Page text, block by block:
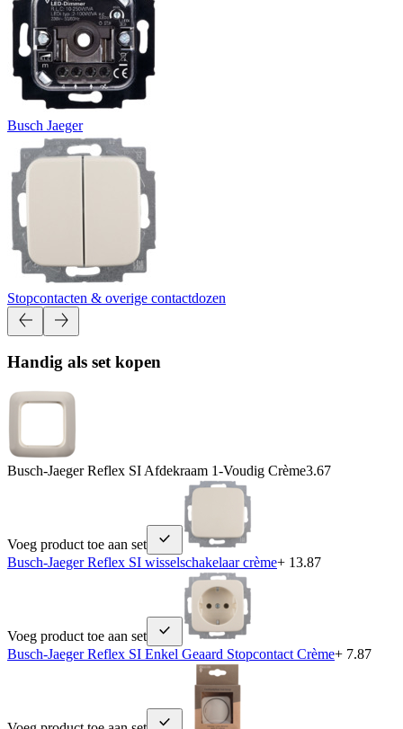
Busch Jaeger
Stopcontacten & overige contactdozen
Handig als set kopen
Busch-Jaeger Reflex SI Afdekraam 1-Voudig Crème3.67
Voeg product toe aan set
Busch-Jaeger Reflex SI wisselschakelaar crème+ 13.87
Voeg product toe aan set
Busch-Jaeger Reflex SI Enkel Geaard Stopcontact Crème+ 7.87